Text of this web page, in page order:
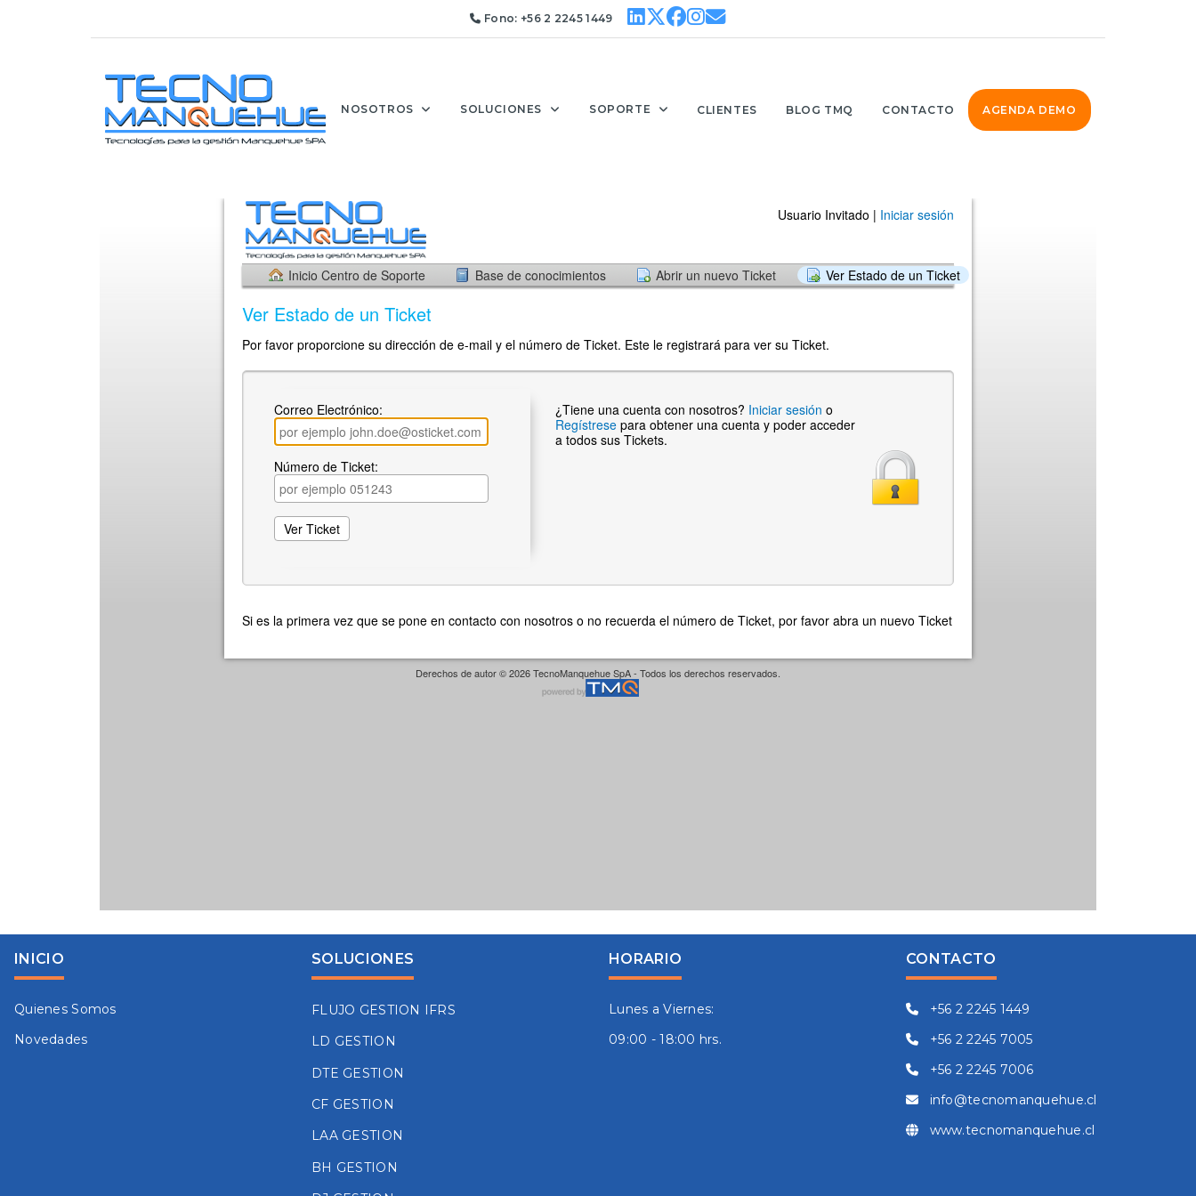
Fono: +56 2 2245 1449
NOSOTROS SOLUCIONES SOPORTE CLIENTES BLOG TMQ CONTACTO AGENDA DEMO
INICIO
Quienes Somos
Novedades
SOLUCIONES
FLUJO GESTION IFRS
LD GESTION
DTE GESTION
CF GESTION
LAA GESTION
BH GESTION
HORARIO
Lunes a Viernes:
09:00 - 18:00 hrs.
CONTACTO
+56 2 2245 1449
+56 2 2245 7005
+56 2 2245 7006
info@tecnomanquehue.cl
www.tecnomanquehue.cl